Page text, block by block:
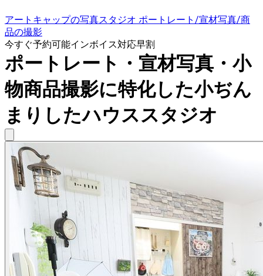
アートキャップの写真スタジオ ポートレート/宣材写真/商
品の撮影
今すぐ予約可能インボイス対応早割
ポートレート・宣材写真・小
物商品撮影に特化した小ぢん
まりしたハウススタジオ